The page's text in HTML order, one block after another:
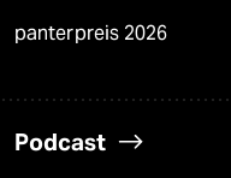
panterpreis 2026
Podcast